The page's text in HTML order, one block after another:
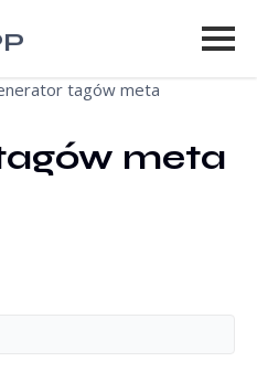
tagów meta
meta